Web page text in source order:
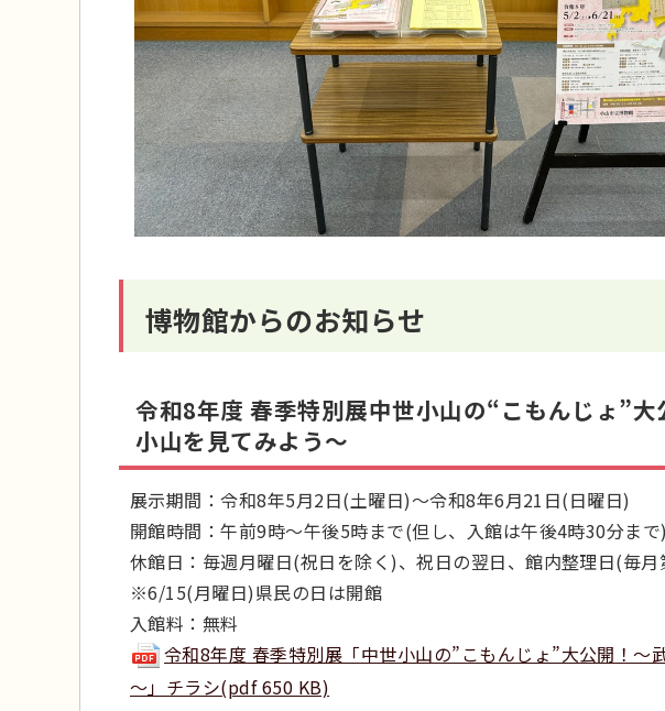
博物館からのお知らせ
令和8年度 春季特別展中世小山の“こもんじょ”
小山を見てみよう～
展示期間：令和8年5月2日(土曜日)～令和8年6月21日(日曜日)
開館時間：午前9時～午後5時まで(但し、入館は午後4時30分まで)
休館日：毎週月曜日(祝日を除く)、祝日の翌日、館内整理日(毎
※6/15(月曜日)県民の日は開館
入館料：無料
令和8年度 春季特別展「中世小山の”こもんじょ”大公開！～
～」チラシ(pdf 650 KB)